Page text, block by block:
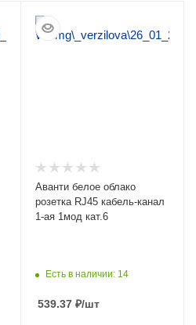
Аванти белое облако
розетка RJ45 кабель-канал
1-ая 1мод кат.6
Есть в наличии: 14
539.37 ₽/шт